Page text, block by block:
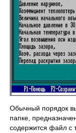
Обычный порядок
папке,
содержится файл с